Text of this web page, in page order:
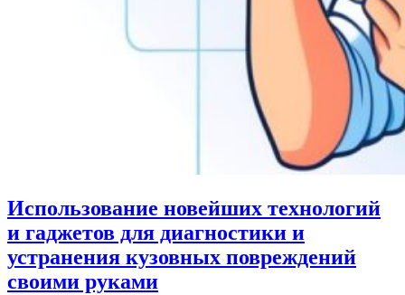
Использование новейших технологий
и гаджетов для диагностики и
устранения кузовных повреждений
своими руками